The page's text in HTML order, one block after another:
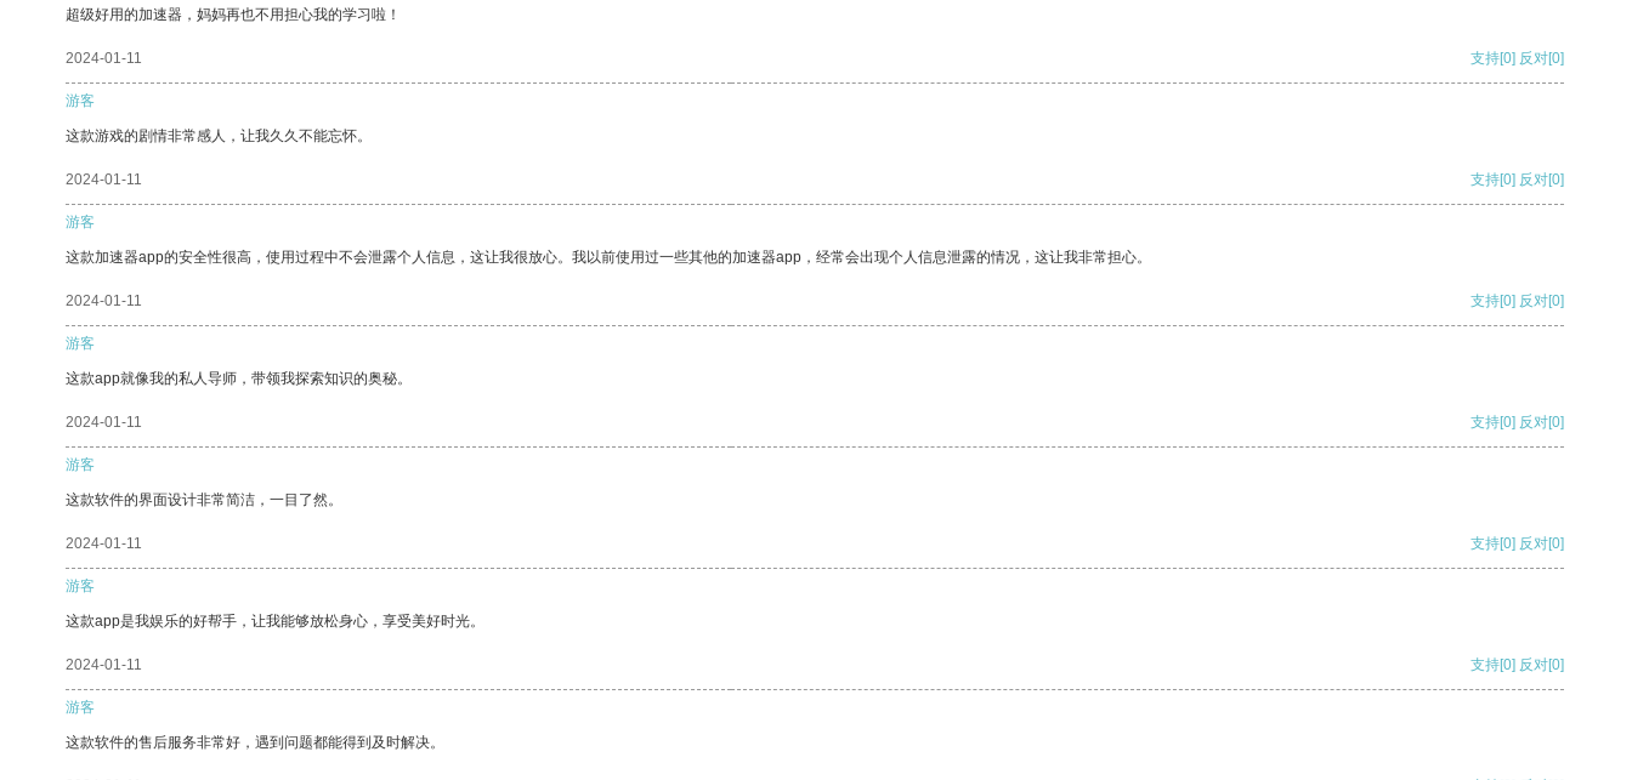
超级好用的加速器，妈妈再也不用担心我的学习啦！
2024-01-11 支持[0] 反对[0]
游客
这款游戏的剧情非常感人，让我久久不能忘怀。
2024-01-11 支持[0] 反对[0]
游客
这款加速器app的安全性很高，使用过程中不会泄露个人信息，这让我很放心。我以前使用过一些其他的加速器app，经常会出现个人信息泄露的情况，这让我非常担心。
2024-01-11 支持[0] 反对[0]
游客
这款app就像我的私人导师，带领我探索知识的奥秘。
2024-01-11 支持[0] 反对[0]
游客
这款软件的界面设计非常简洁，一目了然。
2024-01-11 支持[0] 反对[0]
游客
这款app是我娱乐的好帮手，让我能够放松身心，享受美好时光。
2024-01-11 支持[0] 反对[0]
游客
这款软件的售后服务非常好，遇到问题都能得到及时解决。